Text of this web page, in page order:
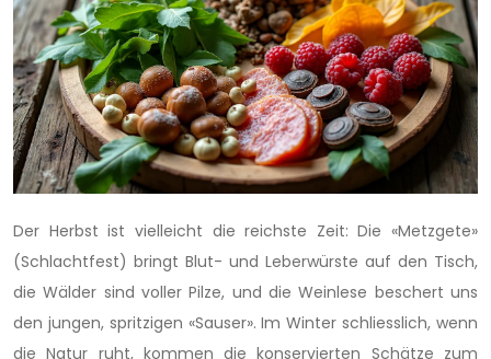
Der Herbst ist vielleicht die reichste Zeit: Die «Metzgete»
(Schlachtfest) bringt Blut- und Leberwürste auf den Tisch,
die Wälder sind voller Pilze, und die Weinlese beschert uns
den jungen, spritzigen «Sauser». Im Winter schliesslich, wenn
die Natur ruht, kommen die konservierten Schätze zum